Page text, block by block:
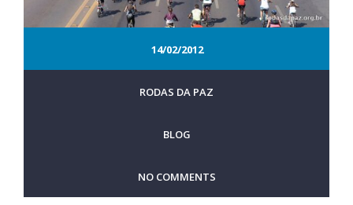
14/02/2012
RODAS DA PAZ
BLOG
NO COMMENTS